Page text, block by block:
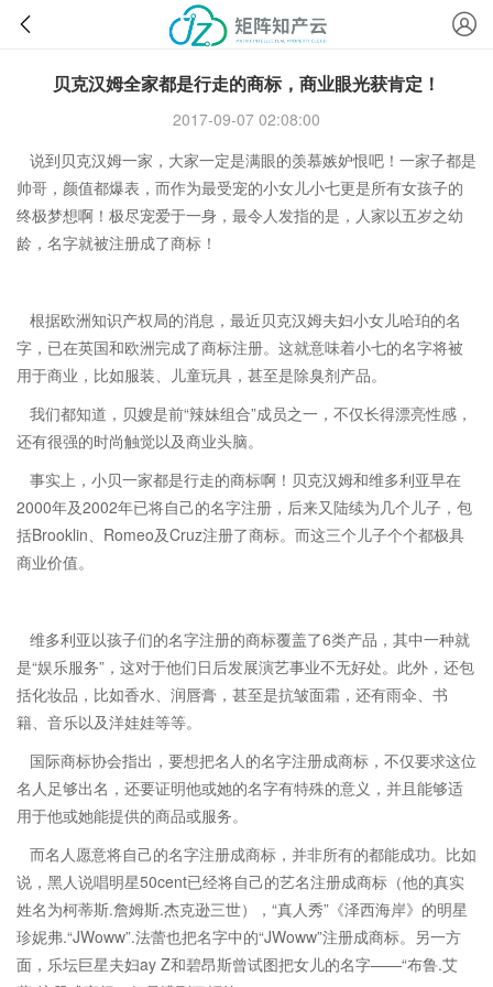
贝克汉姆全家都是行走的商标，商业眼光获肯定！
2017-09-07 02:08:00
说到贝克汉姆一家，大家一定是满眼的羡慕嫉妒恨吧！一家子都是
帅哥，颜值都爆表，而作为最受宠的小女儿小七更是所有女孩子的
终极梦想啊！极尽宠爱于一身，最令人发指的是，人家以五岁之幼
龄，名字就被注册成了商标！
根据欧洲知识产权局的消息，最近贝克汉姆夫妇小女儿哈珀的名
字，已在英国和欧洲完成了商标注册。这就意味着小七的名字将被
用于商业，比如服装、儿童玩具，甚至是除臭剂产品。
我们都知道，贝嫂是前“辣妹组合”成员之一，不仅长得漂亮性感，
还有很强的时尚触觉以及商业头脑。
事实上，小贝一家都是行走的商标啊！贝克汉姆和维多利亚早在
2000年及2002年已将自己的名字注册，后来又陆续为几个儿子，包
括Brooklin、Romeo及Cruz注册了商标。而这三个儿子个个都极具
商业价值。
维多利亚以孩子们的名字注册的商标覆盖了6类产品，其中一种就
是“娱乐服务”，这对于他们日后发展演艺事业不无好处。此外，还包
括化妆品，比如香水、润唇膏，甚至是抗皱面霜，还有雨伞、书
籍、音乐以及洋娃娃等等。
国际商标协会指出，要想把名人的名字注册成商标，不仅要求这位
名人足够出名，还要证明他或她的名字有特殊的意义，并且能够适
用于他或她能提供的商品或服务。
而名人愿意将自己的名字注册成商标，并非所有的都能成功。比如
说，黑人说唱明星50cent已经将自己的艺名注册成商标（他的真实
姓名为柯蒂斯.詹姆斯.杰克逊三世），“真人秀”《泽西海岸》的明星
珍妮弗.“JWoww”.法蕾也把名字中的“JWoww”注册成商标。另一方
面，乐坛巨星夫妇ay Z和碧昂斯曾试图把女儿的名字——“布鲁.艾